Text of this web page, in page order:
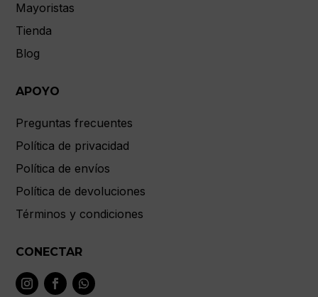
Mayoristas
Tienda
Blog
APOYO
Preguntas frecuentes
Política de privacidad
Política de envíos
Política de devoluciones
Términos y condiciones
CONECTAR